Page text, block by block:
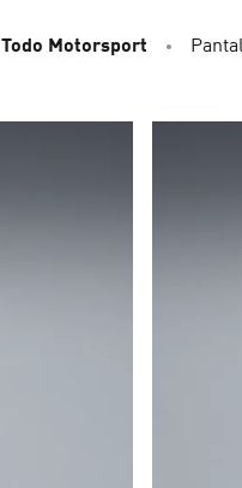
Todo Motorsport